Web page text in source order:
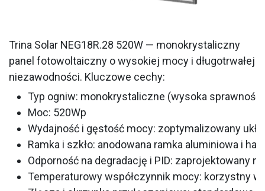
Trina Solar NEG18R.28 520W — monokrystaliczny
panel fotowoltaiczny o wysokiej mocy i długotrwałej
niezawodności. Kluczowe cechy:
Typ ogniw: monokrystaliczne (wysoka
Moc: 520Wp
Wydajność i gęstość mocy: zoptymalizowany
Ramka i szkło: anodowana ramka aluminiowa i
Odporność na degradację i PID: zaprojektowany
Temperaturowy współczynnik mocy: korzystny